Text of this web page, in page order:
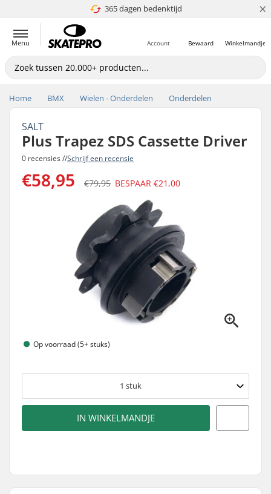
365 dagen bedenktijd
4.8 van 5 ×
Menu Winkelmandje
Bewaard
Account
Home BMX Wielen - Onderdelen Onderdelen
SALT
Plus Trapez SDS Cassette Driver
0 recensies //Schrijf een recensie
€58,95 €79,95 BESPAAR €21,00
Op voorraad (5+ stuks)
1 stuk
IN WINKELMANDJE